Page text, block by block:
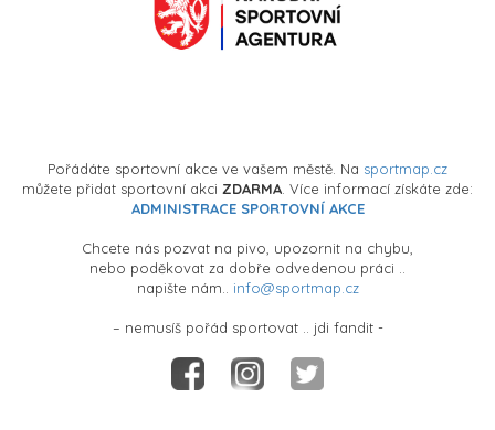
Pořádáte sportovní akce ve vašem městě. Na sportmap.cz
můžete přidat sportovní akci ZDARMA . Více informací získáte zde:
ADMINISTRACE SPORTOVNÍ AKCE
Chcete nás pozvat na pivo, upozornit na chybu,
nebo poděkovat za dobře odvedenou práci ..
napište nám.. info@sportmap.cz
– nemusíš pořád sportovat .. jdi fandit -